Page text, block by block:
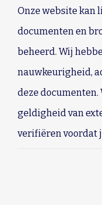
Onze website kan
documenten en
beheerd. Wij
nauwkeurigheid,
deze documenten.
geldigheid van
verifiëren voordat